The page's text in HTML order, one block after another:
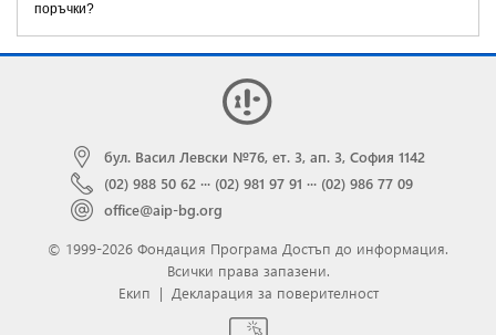
поръчки?
бул. Васил Левски №76, ет. 3, ап. 3, София 1142
(02) 988 50 62 ··· (02) 981 97 91 ··· (02) 986 77 09
office@aip-bg.org
© 1999-2026 Фондация Програма Достъп до информация.
Всички права запазени.
Екип | Декларация за поверителност